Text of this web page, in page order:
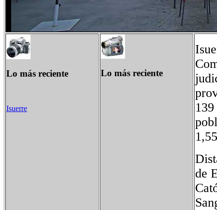
Lo más reciente
Isuerre
Lo más reciente
de